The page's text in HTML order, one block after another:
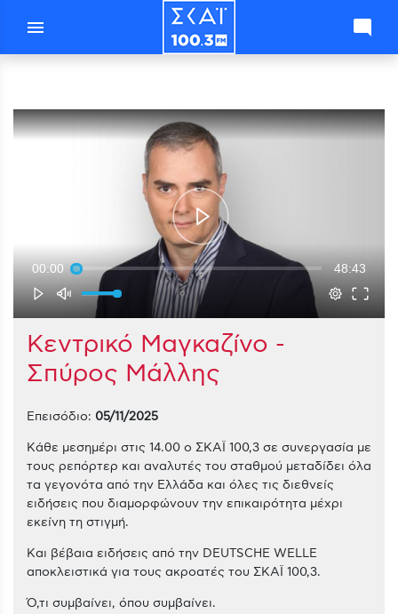
menu mode_comment
00:00 48:43
Κεντρικό Μαγκαζίνο -
Σπύρος Μάλλης
Επεισόδιο: 05/11/2025
Κάθε μεσημέρι στις 14.00 ο ΣΚΑΪ 100,3 σε συνεργασία με
τους ρεπόρτερ και αναλυτές του σταθμού μεταδίδει όλα
τα γεγονότα από την Ελλάδα και όλες τις διεθνείς
ειδήσεις που διαμορφώνουν την επικαιρότητα μέχρι
εκείνη τη στιγμή.
Και βέβαια ειδήσεις από την DEUTSCHE WELLE
αποκλειστικά για τους ακροατές του ΣΚΑΪ 100,3.
Ό,τι συμβαίνει, όπου συμβαίνει.